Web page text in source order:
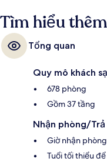
Tìm hiểu
Tổng quan
Quy mô khách
678 phòng
Gồm 37 tầng
Nhận phòng/
Giờ nhận
Tuổi tối thiểu